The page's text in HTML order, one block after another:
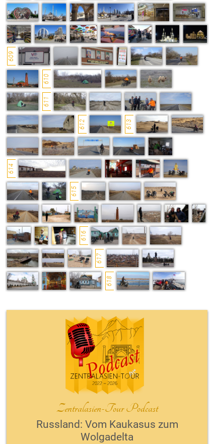
609
610
611
612 613
614
615
616
617
618
Zentralasien-Tour Podcast
Russland: Vom Kaukasus zum
Wolgadelta